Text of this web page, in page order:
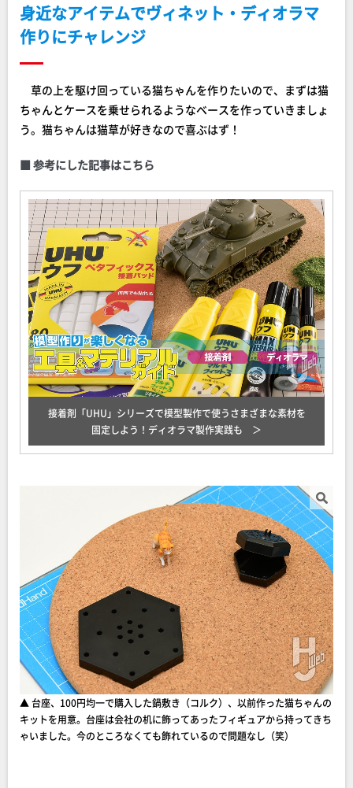
身近なアイテムでヴィネット・ディオラマ
作りにチャレンジ
草の上を駆け回っている猫ちゃんを作りたいので、まずは猫
ちゃんとケースを乗せられるようなベースを作っていきましょ
う。猫ちゃんは猫草が好きなので喜ぶはず！
■ 参考にした記事はこちら
接着剤「UHU」シリーズで模型製作で使うさまざまな素材を
固定しよう！ディオラマ製作実践も
▲ 台座、100円均一で購入した鍋敷き（コルク）、以前作った猫ちゃんの
キットを用意。台座は会社の机に飾ってあったフィギュアから持ってきち
ゃいました。今のところなくても飾れているので問題なし（笑）